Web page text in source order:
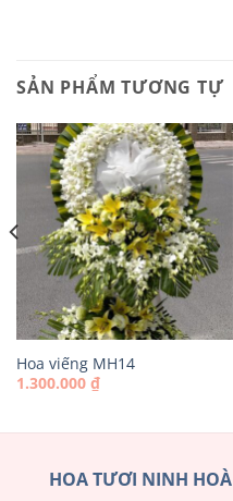
SẢN PHẨM TƯƠNG TỰ
Hoa viếng MH14
1.300.000 ₫
HOA TƯƠI NINH HOÀ